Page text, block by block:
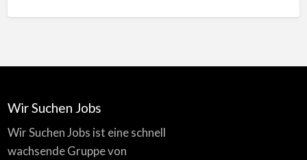
Wir Suchen Jobs
Wir Suchen Jobs ist eine schnell
wachsende Gruppe von